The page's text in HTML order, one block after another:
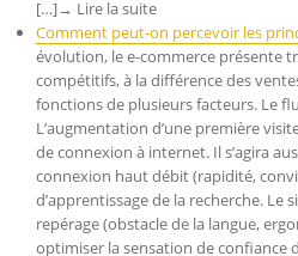
[…]→ Lire la suite
Comment peut-on percevoir les
évolution, le e-commerce présente
compétitifs, à la différence des
fonctions de plusieurs facteurs. Le
L’augmentation d’une première
de connexion à internet. Il s’agira
connexion haut débit (rapidité,
d’apprentissage de la recherche. Le
repérage (obstacle de la langue,
optimiser la sensation de confiance